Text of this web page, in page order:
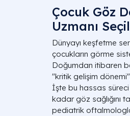
Çocuk Göz
Uzmanı
Dünyayı keşfetme
çocukların görme
Doğumdan itibaren
"kritik gelişim
İşte bu hassas
kadar göz sağlığını
pediatrik